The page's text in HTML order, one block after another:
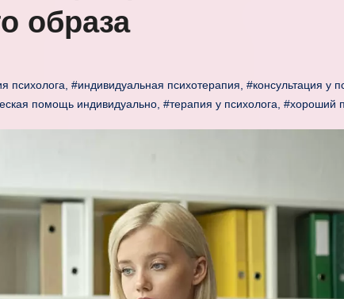
образа
психолога #индивидуальная психотерапия #консультация у
помощь индивидуально #терапия у психолога #хороший